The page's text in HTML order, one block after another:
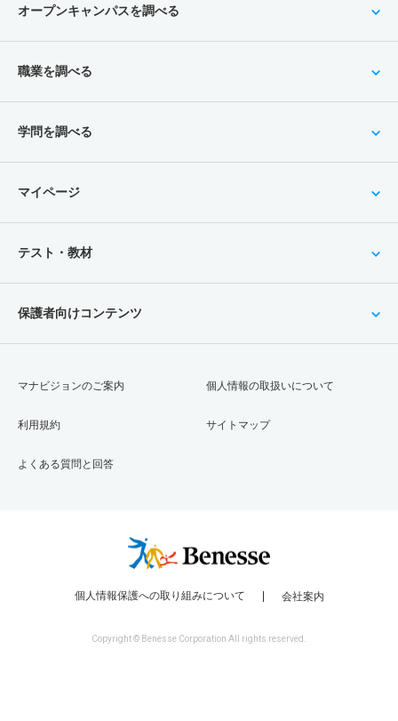
オープンキャンパスを調べる
職業を調べる
学問を調べる
マイページ
テスト・教材
保護者向けコンテンツ
マナビジョンのご案内
利用規約
よくある質問と回答
個人情報の取扱いについて
サイトマップ
個人情報保護への取り組みについて 会社案内
Copyright © Benesse Corporation All rights reserved.